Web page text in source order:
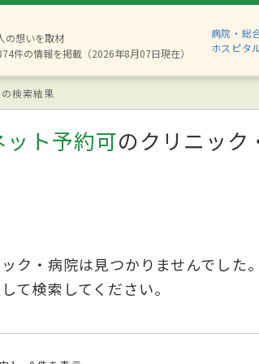
の想いを取材
件の情報を掲載（2026年8月07日現在）
病院・総
ホスピタ
検索結果
ト予約可のクリニック
ク・病院は見つかりませんでした。
て検索してください。